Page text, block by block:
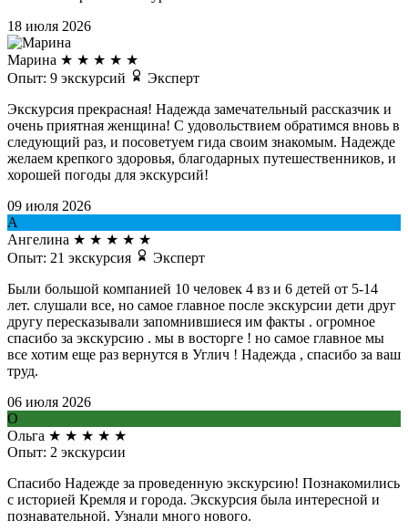
18 июля 2026
Марина ★ ★ ★ ★ ★
Опыт: 9 экскурсий
Эксперт
Экскурсия прекрасная! Надежда замечательный рассказчик и
очень приятная женщина! С удовольствием обратимся вновь в
следующий раз, и посоветуем гида своим знакомым. Надежде
желаем крепкого здоровья, благодарных путешественников, и
хорошей погоды для экскурсий!
09 июля 2026
А
Ангелина ★ ★ ★ ★ ★
Опыт: 21 экскурсия
Эксперт
Были большой компанией 10 человек 4 вз и 6 детей от 5-14
лет. слушали все, но самое главное после экскурсии дети друг
другу пересказывали запомнившиеся им факты . огромное
спасибо за экскурсию . мы в восторге ! но самое главное мы
все хотим еще раз вернутся в Углич ! Надежда , спасибо за ваш
труд.
06 июля 2026
О
Ольга ★ ★ ★ ★ ★
Опыт: 2 экскурсии
Спасибо Надежде за проведенную экскурсию! Познакомились
с историей Кремля и города. Экскурсия была интересной и
познавательной. Узнали много нового.